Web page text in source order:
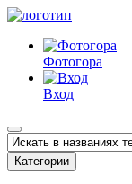
Фотогора
Вход
Категории